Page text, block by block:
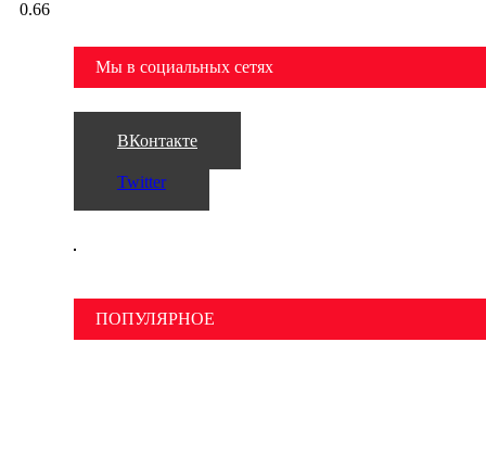
Мы в социальных сетях
ВКонтакте
Twitter
ПОПУЛЯРНОЕ